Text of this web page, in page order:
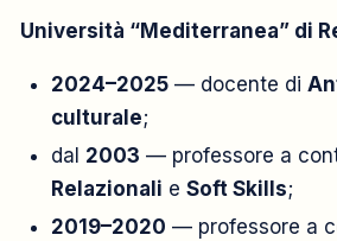
Università “Mediterranea” di
2024–2025— docente di
culturale;
dal 2003 — professore a
Relazionali e Soft Skills;
2019–2020 — professore a